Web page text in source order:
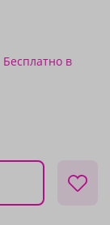
Бесплатно в